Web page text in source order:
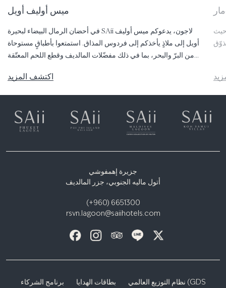
ميس أوليف أويل
في أحضان الرمال البيضاء لبحيرة SAii لاجون، يدعوكم ميس أوليف
أويل إلى ملاذٍ يأخذكم إلى فردوس المذاق. استمتعوا بأطباقٍ مستوحاة
من البرّ والبحر، بما في ذلك مفضّلات المالديف وقطع اللحم المعتّقة
اكتشف المزيد
حيث
جزيرة إهمفوشي
أتول ماليه الجنوبي، جزر المالديف
(+960) 6651300
rsvn.lagoon@saiihotels.com
برنامج الشركاء بطاقات الهدايا
نظام التوزيع العالمي (GDS